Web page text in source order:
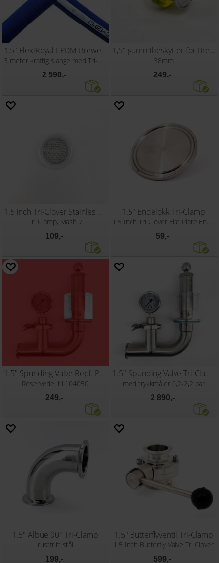
1,5" FlexiRoyal EPDM Brewery Hose
2 590,-
1,5" gummibeskytter for Brewery Hose
38mm
249,-
1.5 inch Tri-Clover Stainles Mesh Screen
Tri Clamp, Mash 7
109,-
1.5" Endelokk Tri-Clamp
1.5 Inch Tri Clover Flat Plate End Cap
59,-
1.5" Spunding Valve Repl. Polycarb. cup
Reservedel til 104050
249,-
1.5" Spunding Valve Tri-Clamp
med trykkmåler 0,2-2,2 bar
2 890,-
1.5" Albue 90° Tri-Clamp
rustfritt stål
199,-
1.5" Butterflyventil Tri-Clamp
1.5 Inch Butterfly Valve Tri Clover
599,-